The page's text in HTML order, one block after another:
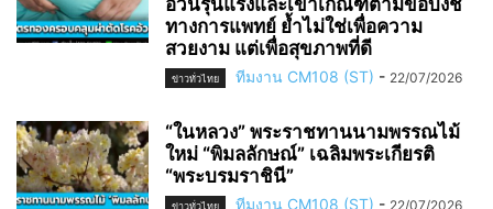
ทางการแพทย์ ย้ำไม่ใช่เพื่อความ
สวยงาม แต่เพื่อสุขภาพที่ดี
ข่าวทั่วไทย ทีมงาน CM108 (ST) - 22/07/2026
“ในหลวง” พระราชทานนามพรรณไม้
ใหม่ “พิมลลักษณ์” เฉลิมพระเกียรติ
“พระบรมราชินี”
ข่าวทั่วไทย ทีมงาน CM108 (ST) - 22/07/2026